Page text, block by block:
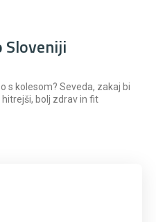
Sloveniji
s kolesom? Seveda, zakaj bi
bolj zdrav in fit